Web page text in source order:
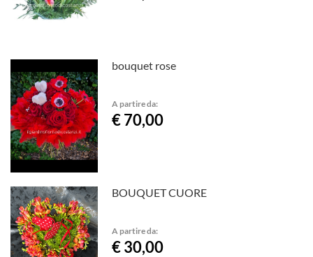
bouquet rose
A partire da:
€ 70,00
BOUQUET CUORE
A partire da:
€ 30,00